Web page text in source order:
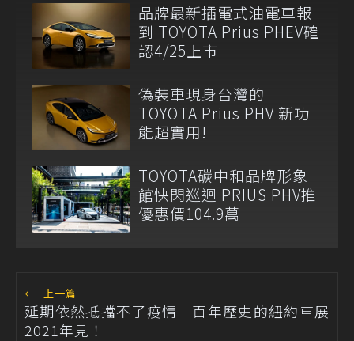
品牌最新插電式油電車報
到 TOYOTA Prius PHEV確
認4/25上市
偽裝車現身台灣的
TOYOTA Prius PHV 新功
能超實用!
TOYOTA碳中和品牌形象
館快閃巡迴 PRIUS PHV推
優惠價104.9萬
← 上一篇
延期依然抵擋不了疫情 百年歷史的紐約車展
2021年見！